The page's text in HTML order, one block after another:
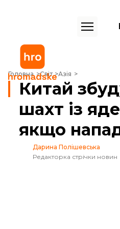
Головна Світ Азія
Китай збудував 80 пускових
Китай
шахт із
якщо
Дарина Полішевська
Редакторка стрічки новин